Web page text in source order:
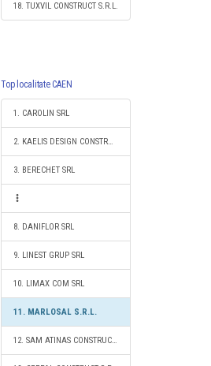
18. TUXVIL CONSTRUCT S.R.L.
Top localitate CAEN
1. CAROLIN SRL
2. KAELIS DESIGN CONSTRUCT S.R.L.
3. BERECHET SRL
8. DANIFLOR SRL
9. LINEST GRUP SRL
10. LIMAX COM SRL
11. MARLOSAL S.R.L.
12. SAM ATINAS CONSTRUCT S.R.L.